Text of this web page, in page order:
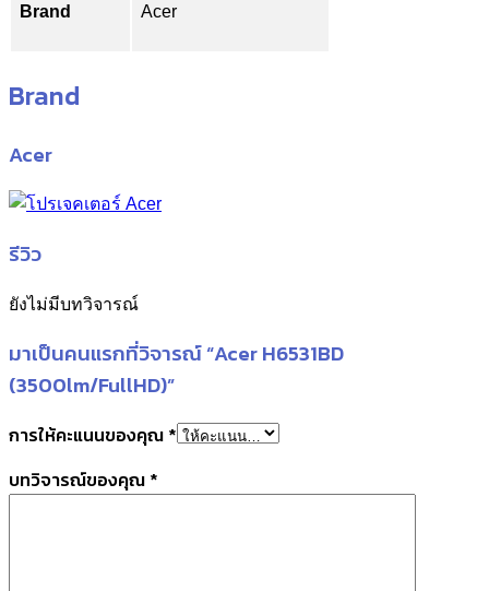
Brand Acer
Brand
Acer
รีวิว
ยังไม่มีบทวิจารณ์
มาเป็นคนแรกที่วิจารณ์ “Acer H6531BD
(3500lm/FullHD)”
การให้คะแนนของคุณ *
บทวิจารณ์ของคุณ *